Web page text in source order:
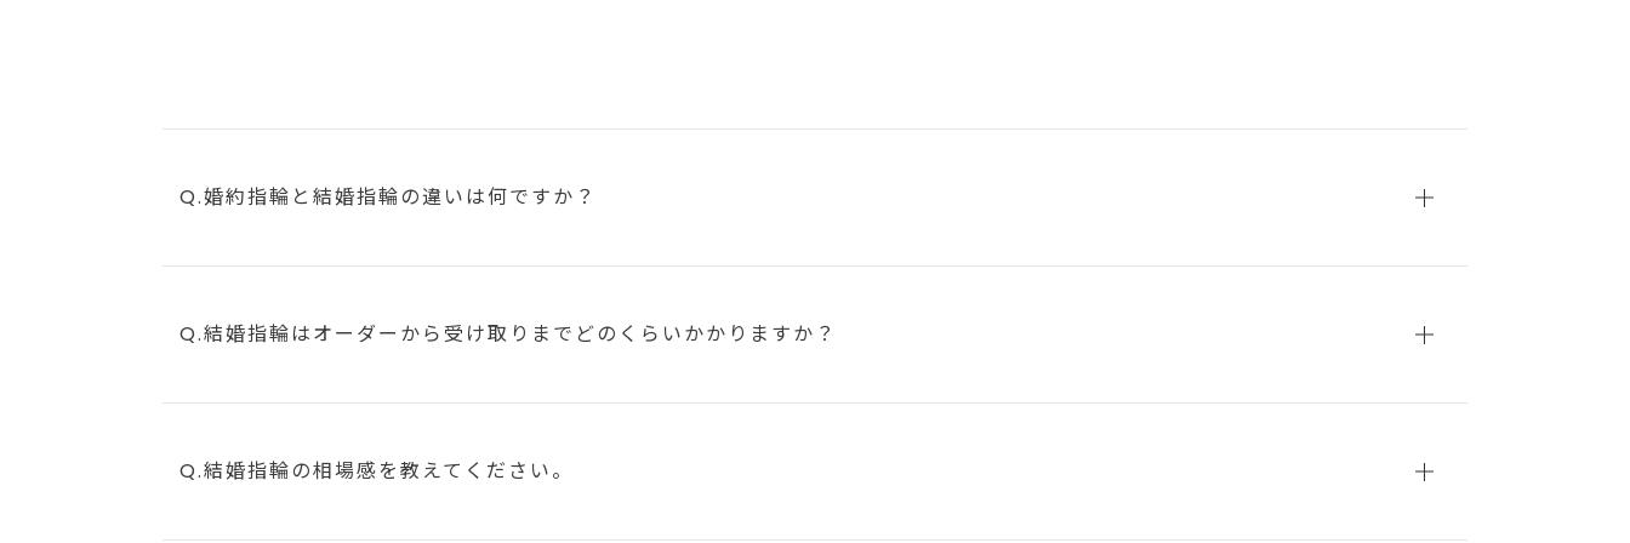
Q.婚約指輪と結婚指輪の違いは何ですか？
Q.結婚指輪はオーダーから受け取りまで どのくらいかかりますか？
Q.結婚指輪の相場感を教えてください。